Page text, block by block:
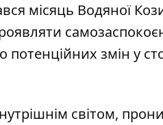
місяць Водяної
змін у
світом,